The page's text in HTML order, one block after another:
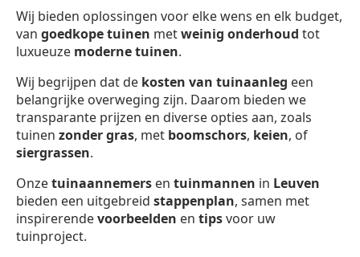
Wij bieden oplossingen voor elke wens en elk budget,
van goedkope tuinen metweinig onderhoud tot
luxueuze moderne tuinen.
Wij begrijpen dat de kosten van tuinaanleg een
belangrijke overweging zijn. Daarom bieden we
transparante prijzen en diverse opties aan, zoals
tuinen zonder gras, met boomschors, keien, of
siergrassen.
Onzetuinaannemers en tuinmannen in Leuven
bieden een uitgebreid stappenplan, samen met
inspirerendevoorbeelden en tipsvoor uw
tuinproject.